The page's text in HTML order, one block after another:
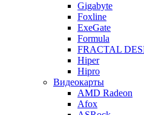
Gigabyte
Foxline
ExeGate
Formula
FRACTAL
Hiper
Hipro
Видеокарты
AMD Radeon
Afox